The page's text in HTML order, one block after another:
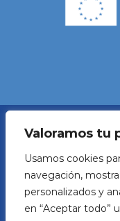
Valoramos tu
Usamos cookies
navegación,
personalizados y
en “Aceptar todo”